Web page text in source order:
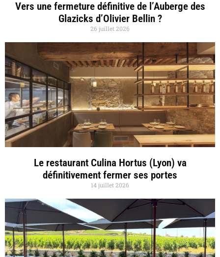
Vers une fermeture définitive de l’Auberge des
Glazicks d’Olivier Bellin ?
26 juillet 2026
Le restaurant Culina Hortus (Lyon) va
définitivement fermer ses portes
14 juillet 2026